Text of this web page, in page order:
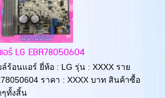
ร์ LG EBR78050604
ร้อนแอร์ ยี่ห้อ : LG รุ่น : XXXX ราย
ราคา : XXXX บาท สินค้าซื้อ
ทั้งสิ้น